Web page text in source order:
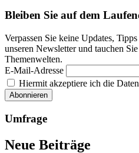
Bleiben Sie auf dem
Verpassen Sie keine Updates,
unseren Newsletter und tauchen
Themenwelten.
E-Mail-Adresse
Hiermit akzeptiere ich die
Umfrage
Neue Beiträge